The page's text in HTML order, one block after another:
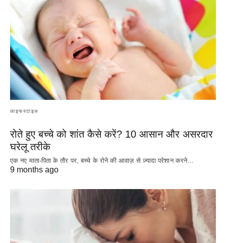
लाइफस्टाइल
रोते हुए बच्चे को शांत कैसे करें? 10 आसान और असरदार
घरेलू तरीके
एक नए माता-पिता के तौर पर, बच्चे के रोने की आवाज़ से ज़्यादा परेशान करने…
9 months ago